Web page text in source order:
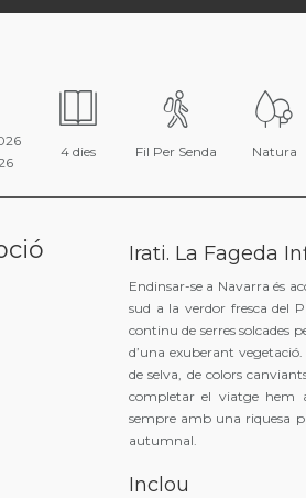
4 dies Fil Per Senda Natura
Irati. La Fageda
Endinsar-se a Navarra és
sud a la verdor fresca del
continu de serres solcades
d’una exuberant
de selva, de colors
completar el viatge hem
sempre amb una riquesa
autumnal.
Inclou